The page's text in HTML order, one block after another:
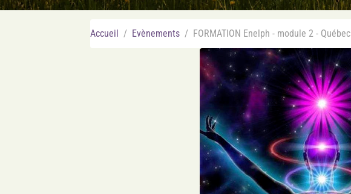
Accueil Evènements FORMATION Enelph - module 2 - Québec